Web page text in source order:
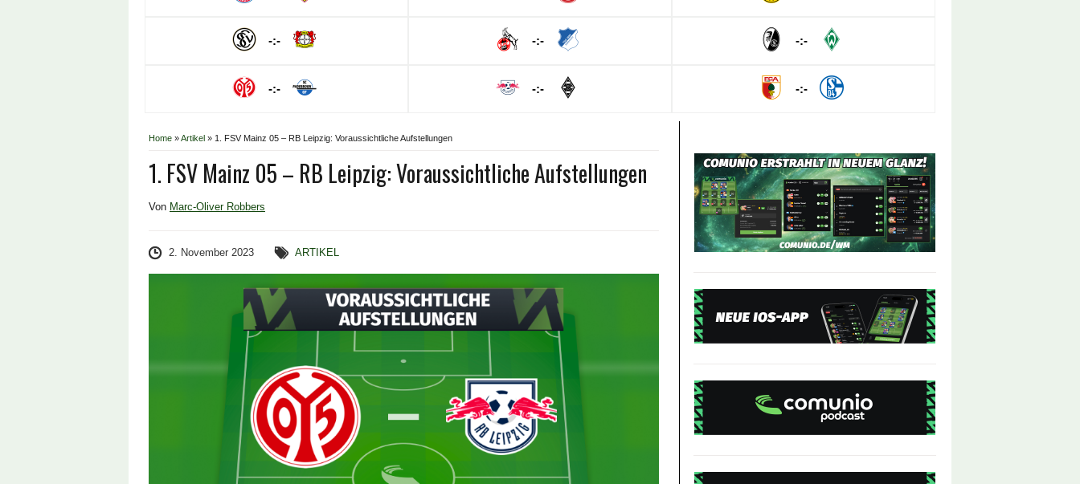
-:-
-:-
-:-
-:-
-:-
-:-
Home »Artikel » 1. FSV Mainz 05 – RB Leipzig: Voraussichtliche Aufstellungen
1. FSV Mainz 05 – RB Leipzig: Voraussichtliche Aufstellungen
Von Marc-Oliver Robbers
2. November 2023 ARTIKEL